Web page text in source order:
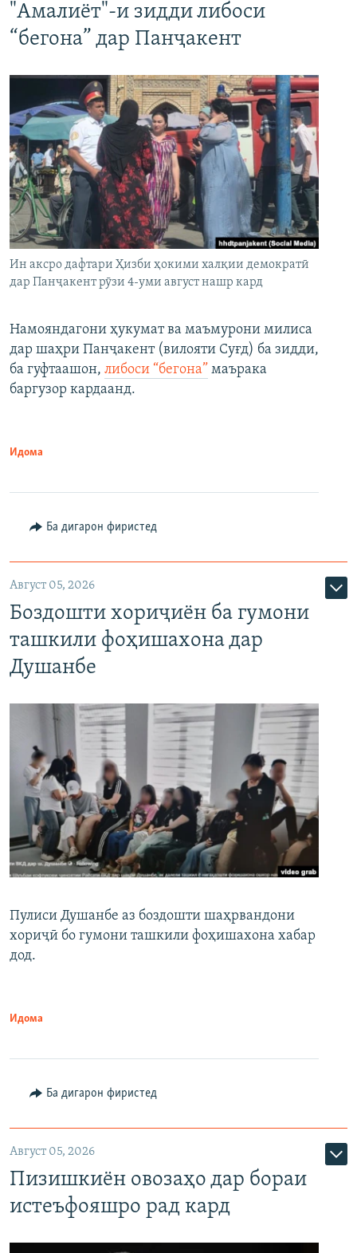
"Амалиёт"-и зидди либоси
“бегона” дар Панҷакент
Ин аксро дафтари Ҳизби ҳокими халқии демократӣ
дар Панҷакент рӯзи 4-уми август нашр кард
Намояндагони ҳукумат ва маъмурони милиса
дар шаҳри Панҷакент (вилояти Суғд) ба зидди,
ба гуфтаашон, либоси “бегона” маърака
баргузор кардаанд.
Идома
Ба дигарон фиристед
Август 05, 2026
Боздошти хориҷиён ба гумони
ташкили фоҳишахона дар
Душанбе
Пулиси Душанбе аз боздошти шаҳрвандони
хориҷӣ бо гумони ташкили фоҳишахона хабар
дод.
Идома
Ба дигарон фиристед
Август 05, 2026
Пизишкиён овозаҳо дар бораи
истеъфояшро рад кард